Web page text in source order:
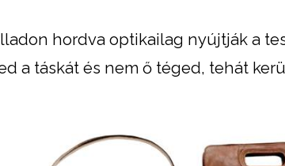
hordva optikailag nyújtják a
a táskát és nem ő téged, tehát